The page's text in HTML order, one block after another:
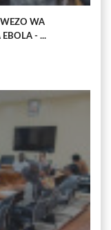
WA
- ...